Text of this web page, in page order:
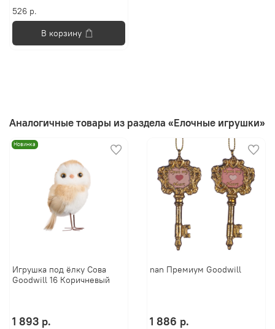
526 р.
В корзину
Аналогичные товары из раздела «Елочные игрушки»
Новинка
Игрушка под ёлку Сова
Goodwill 16 Коричневый
1 893 р.
nan Премиум Goodwill
1 886 р.